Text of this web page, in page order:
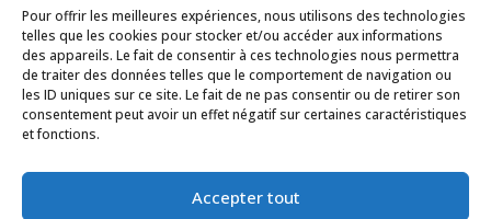
Pour offrir les meilleures expériences, nous utilisons des technologies
telles que les cookies pour stocker et/ou accéder aux informations
des appareils. Le fait de consentir à ces technologies nous permettra
de traiter des données telles que le comportement de navigation ou
les ID uniques sur ce site. Le fait de ne pas consentir ou de retirer son
consentement peut avoir un effet négatif sur certaines caractéristiques
et fonctions.
Accepter tout
✆ +32 477 91 58 46
✉ infos@coeurs-en-choeur.be
Toute proposition de partenariat en développement sera